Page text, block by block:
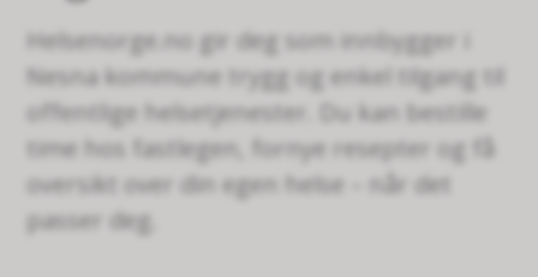
Helsenorge.no gir deg som innbygger i
Nesna kommune trygg og enkel tilgang til
offentlige helsetjenester. Du kan bestille
time hos fastlegen, fornye resepter og få
oversikt over din egen helse – når det
passer deg.